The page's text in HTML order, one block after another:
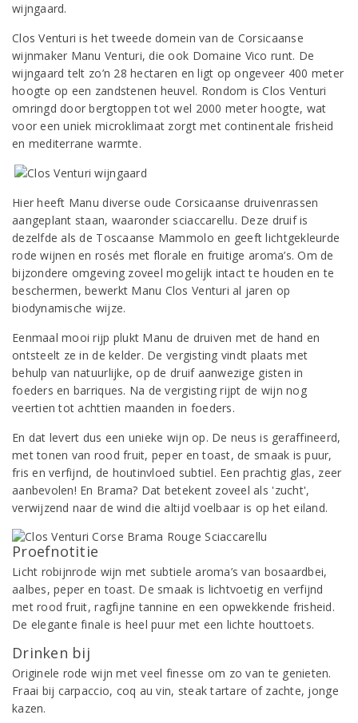
wijngaard.
Clos Venturi is het tweede domein van de Corsicaanse
wijnmaker Manu Venturi, die ook Domaine Vico runt. De
wijngaard telt zo’n 28 hectaren en ligt op ongeveer 400 meter
hoogte op een zandstenen heuvel. Rondom is Clos Venturi
omringd door bergtoppen tot wel 2000 meter hoogte, wat
voor een uniek microklimaat zorgt met continentale frisheid
en mediterrane warmte.
Hier heeft Manu diverse oude Corsicaanse druivenrassen
aangeplant staan, waaronder sciaccarellu. Deze druif is
dezelfde als de Toscaanse Mammolo en geeft lichtgekleurde
rode wijnen en rosés met florale en fruitige aroma’s. Om de
bijzondere omgeving zoveel mogelijk intact te houden en te
beschermen, bewerkt Manu Clos Venturi al jaren op
biodynamische wijze.
Eenmaal mooi rijp plukt Manu de druiven met de hand en
ontsteelt ze in de kelder. De vergisting vindt plaats met
behulp van natuurlijke, op de druif aanwezige gisten in
foeders en barriques. Na de vergisting rijpt de wijn nog
veertien tot achttien maanden in foeders.
En dat levert dus een unieke wijn op. De neus is geraffineerd,
met tonen van rood fruit, peper en toast, de smaak is puur,
fris en verfijnd, de houtinvloed subtiel. Een prachtig glas, zeer
aanbevolen! En Brama? Dat betekent zoveel als 'zucht',
verwijzend naar de wind die altijd voelbaar is op het eiland.
Proefnotitie
Licht robijnrode wijn met subtiele aroma’s van bosaardbei,
aalbes, peper en toast. De smaak is lichtvoetig en verfijnd
met rood fruit, ragfijne tannine en een opwekkende frisheid.
De elegante finale is heel puur met een lichte houttoets.
Drinken bij
Originele rode wijn met veel finesse om zo van te genieten.
Fraai bij carpaccio, coq au vin, steak tartare of zachte, jonge
kazen.